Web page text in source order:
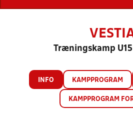
Træningskamp U15
INFO KAMPPROGRAM
KAMPPROGRAM